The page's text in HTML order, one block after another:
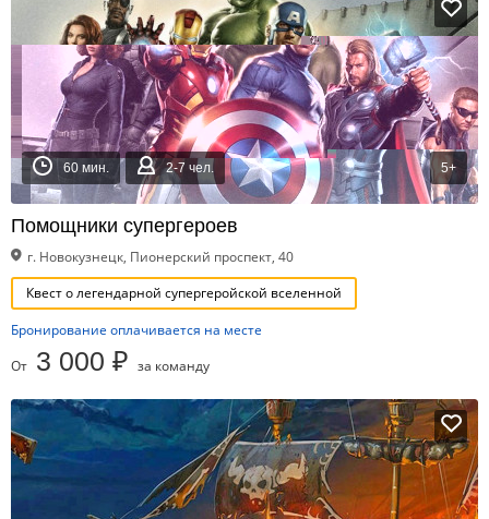
60 мин. 2-7 чел. 5+
Помощники супергероев
г. Новокузнецк, Пионерский проспект, 40
Квест о легендарной супергеройской вселенной
Бронирование оплачивается на месте
От 3 000 ₽ за команду